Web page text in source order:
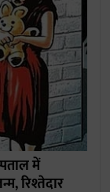
में
रिश्तेदार